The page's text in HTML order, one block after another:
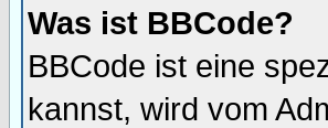
Was ist BBCode?
BBCode ist eine
kannst, wird vom